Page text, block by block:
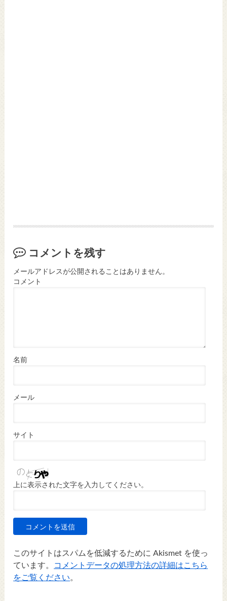
コメントを残す
メールアドレスが公開されることはありません。
コメント
名前
メール
サイト
上に表示された文字を入力してください。
このサイトはスパムを低減するために Akismet を使っ
ています。
コメントデータの処理方法の詳細はこちら
をご覧ください。